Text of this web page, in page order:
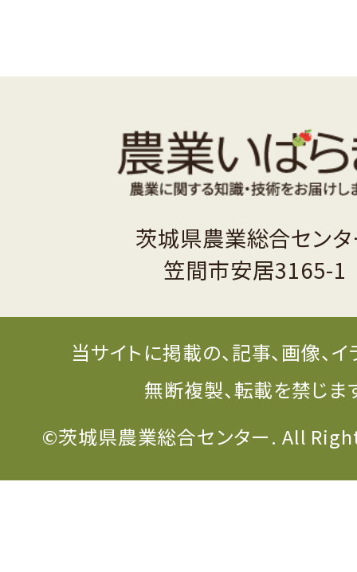
茨城県農業総合セン
笠間市安居3165-1
当サイトに掲載の、記事、画像、
無断複製、転載を禁じま
©茨城県農業総合センター. All